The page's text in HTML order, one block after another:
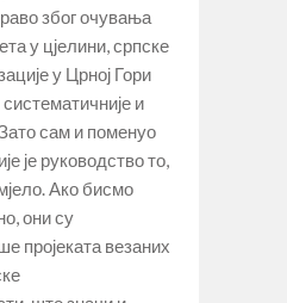
због очувања
у цјелини, српске
у Црној Гори
и
сам и поменуо
је руководство то,
Ако бисмо
они су
пројеката везаних